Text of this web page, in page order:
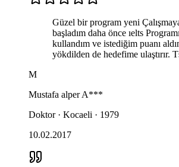
Güzel bir program yeni
başladım daha önce ıelts
kullandım ve istediğim puanı
yökdilden de hedefime ulaştırır.
M
Mustafa alper A***
Doktor · Kocaeli · 1979
10.02.2017